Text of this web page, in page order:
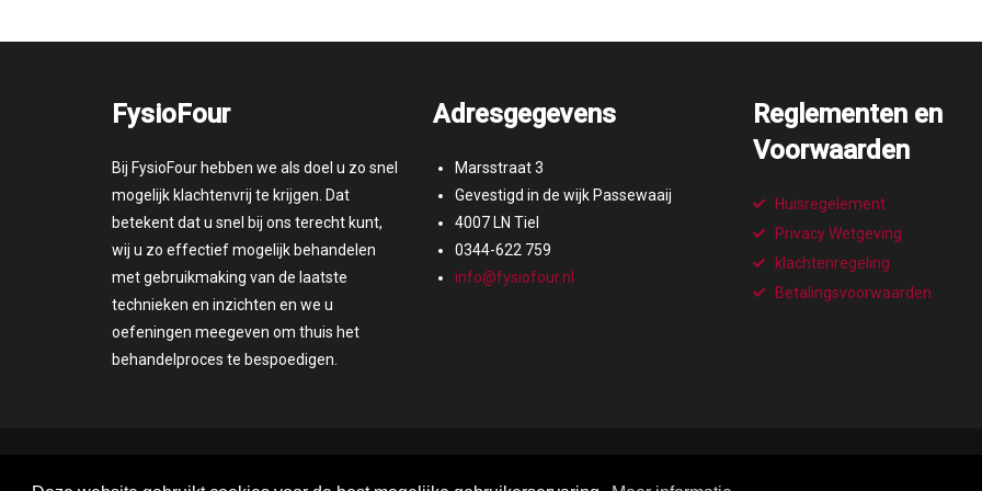
FysioFour
Bij FysioFour hebben we als doel u zo snel
mogelijk klachtenvrij te krijgen. Dat
betekent dat u snel bij ons terecht kunt,
wij u zo effectief mogelijk behandelen
met gebruikmaking van de laatste
technieken en inzichten en we u
oefeningen meegeven om thuis het
behandelproces te bespoedigen.
Adresgegevens
Marsstraat 3
Gevestigd in de wijk Passewaaij
4007 LN Tiel
0344-622 759
info@fysiofour.nl
Reglementen en
Voorwaarden
Huisregelement
Privacy Wetgeving
klachtenregeling
Betalingsvoorwaarden